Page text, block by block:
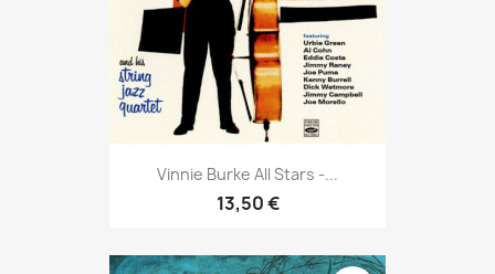
Vinnie Burke All Stars -...
13,50 €